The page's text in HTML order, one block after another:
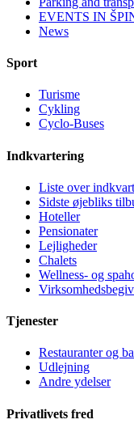
EVENTS IN
News
Sport
Turisme
Cykling
Cyclo-Buses
Indkvartering
Liste over
Sidste øjebliks
Hoteller
Pensionater
Lejligheder
Chalets
Wellness- og
Tjenester
Restauranter og
Udlejning
Andre ydelser
Privatlivets fred